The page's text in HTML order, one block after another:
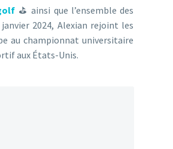
⛳️ ainsi que l’ensemble des
2024, Alexian rejoint les
au championnat universitaire
aux États-Unis.